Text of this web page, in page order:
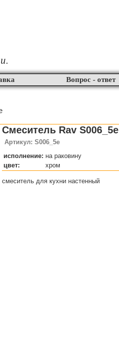
Вопрос - ответ
Смеситель Rav S006_5e
Артикул: S006_5e
исполнение: на раковину
цвет:
хром
смеситель для кухни настенный